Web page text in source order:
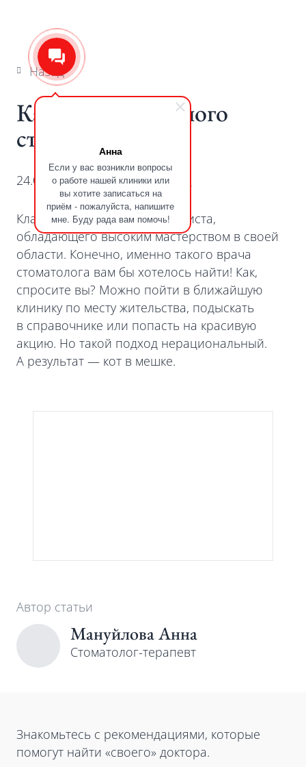
Анна
Если у вас возникли вопросы
о работе нашей клиники или
вы хотите записаться на
приём - пожалуйста, напишите
мне. Буду рада вам помочь!
Назад
Как найти классного
стоматолога
24.06.2024 #Рекомендации
Классным называют специалиста,
обладающего высоким мастерством в своей
области. Конечно, именно такого врача
стоматолога вам бы хотелось найти! Как,
спросите вы? Можно пойти в ближайшую
клинику по месту жительства, подыскать
в справочнике или попасть на красивую
акцию. Но такой подход нерациональный.
А результат — кот в мешке.
Автор статьи
Мануйлова Анна
Cтоматолог-терапевт
Знакомьтесь с рекомендациями, которые
помогут найти «своего» доктора.